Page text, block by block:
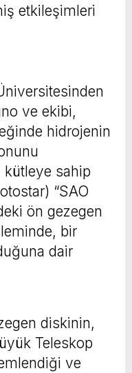
etkileşimleri
ve ekibi,
hidrojenin
kütleye sahip
“SAO
ön gezegen
bir
dair
diskinin,
Teleskop
ve